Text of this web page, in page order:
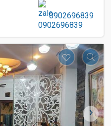
0902696839